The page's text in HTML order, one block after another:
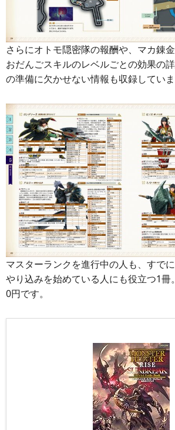
さらにオトモ隠密隊の報酬や、マカ錬金
おだんごスキルのレベルごとの効果の
の準備に欠かせない情報も収録していま
マスターランクを進行中の人も、すで
やり込みを始めている人にも役立つ1冊
0円です。